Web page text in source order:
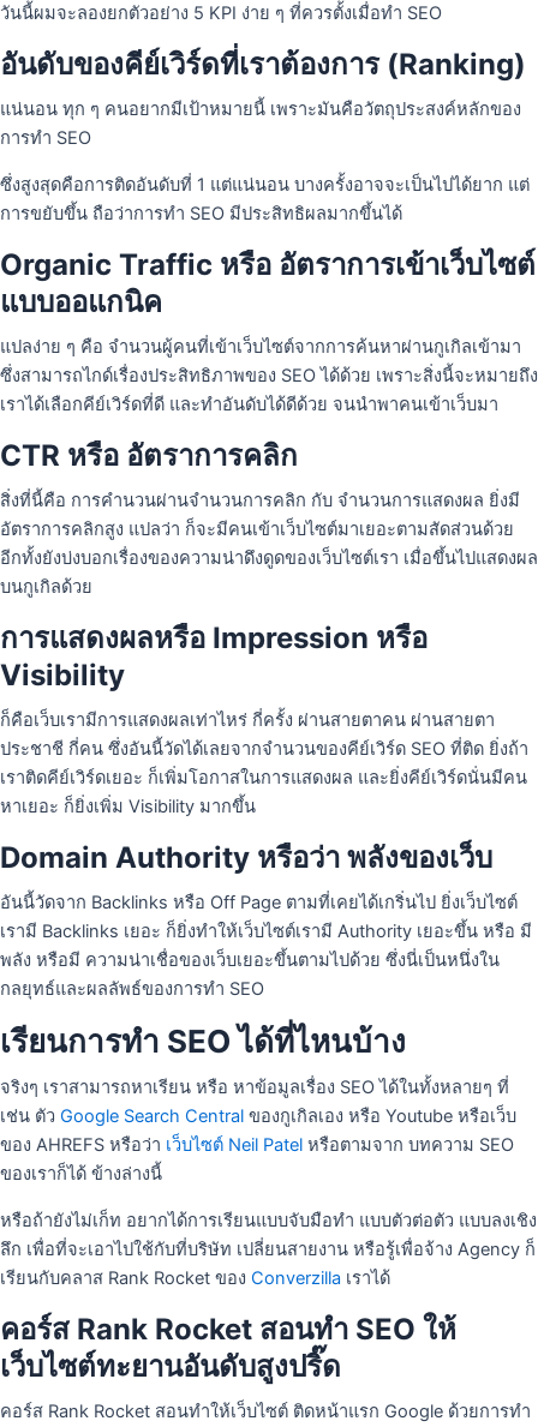
วันนี้ผมจะลองยกตัวอย่าง 5 KPI ง่าย ๆ ที่ควรตั้งเมื่อทำ SEO
อันดับของคีย์เวิร์ดที่เราต้องการ (Ranking)
แน่นอน ทุก ๆ คนอยากมีเป้าหมายนี้ เพราะมันคือวัตถุประสงค์หลักของ
การทำ SEO
ซึ่งสูงสุดคือการติดอันดับที่ 1 แต่แน่นอน บางครั้งอาจจะเป็นไปได้ยาก แต่
การขยับขึ้น ถือว่าการทำ SEO มีประสิทธิผลมากขึ้นได้
Organic Traffic หรือ อัตราการเข้าเว็บไซต์
แบบออแกนิค
แปลง่าย ๆ คือ จำนวนผู้คนที่เข้าเว็บไซต์จากการค้นหาผ่านกูเกิลเข้ามา
ซึ่งสามารถไกด์เรื่องประสิทธิภาพของ SEO ได้ด้วย เพราะสิ่งนี้จะหมายถึง
เราได้เลือกคีย์เวิร์ดที่ดี และทำอันดับได้ดีด้วย จนนำพาคนเข้าเว็บมา
CTR หรือ อัตราการคลิก
สิ่งที่นี้คือ การคำนวนผ่านจำนวนการคลิก กับ จำนวนการแสดงผล ยิ่งมี
อัตราการคลิกสูง แปลว่า ก็จะมีคนเข้าเว็บไซต์มาเยอะตามสัดส่วนด้วย
อีกทั้งยังบ่งบอกเรื่องของความน่าดึงดูดของเว็บไซต์เรา เมื่อขึ้นไปแสดงผล
บนกูเกิลด้วย
การแสดงผลหรือ Impression หรือ
Visibility
ก็คือเว็บเรามีการแสดงผลเท่าไหร่ กี่ครั้ง ผ่านสายตาคน ผ่านสายตา
ประชาชี กี่คน ซึ่งอันนี้วัดได้เลยจากจำนวนของคีย์เวิร์ด SEO ที่ติด ยิ่งถ้า
เราติดคีย์เวิร์ดเยอะ ก็เพิ่มโอกาสในการแสดงผล และยิ่งคีย์เวิร์ดนั่นมีคน
หาเยอะ ก็ยิ่งเพิ่ม Visibility มากขึ้น
Domain Authority หรือว่า พลังของเว็บ
อันนี้วัดจาก Backlinks หรือ Off Page ตามที่เคยได้เกริ่นไป ยิ่งเว็บไซต์
เรามี Backlinks เยอะ ก็ยิ่งทำให้เว็บไซต์เรามี Authority เยอะขึ้น หรือ มี
พลัง หรือมี ความน่าเชื่อของเว็บเยอะขึ้นตามไปด้วย ซึ่งนี่เป็นหนึ่งใน
กลยุทธ์และผลลัพธ์ของการทำ SEO
เรียนการทำ SEO ได้ที่ไหนบ้าง
จริงๆ เราสามารถหาเรียน หรือ หาข้อมูลเรื่อง SEO ได้ในทั้งหลายๆ ที่
เช่น ตัว Google Search Central ของกูเกิลเอง หรือ Youtube หรือเว็บ
ของ AHREFS หรือว่า เว็บไซต์ Neil Patel หรือตามจาก บทความ SEO
ของเราก็ได้ ข้างล่างนี้
หรือถ้ายังไม่เก็ท อยากได้การเรียนแบบจับมือทำ แบบตัวต่อตัว แบบลงเชิง
ลึก เพื่อที่จะเอาไปใช้กับที่บริษัท เปลี่ยนสายงาน หรือรู้เพื่อจ้าง Agency ก็
เรียนกับคลาส Rank Rocket ของ Converzilla เราได้
คอร์ส Rank Rocket สอนทำ SEO ให้
เว็บไซต์ทะยานอันดับสูงปริ๊ด
คอร์ส Rank Rocket สอนทำให้เว็บไซต์ ติดหน้าแรก Google ด้วยการทำ